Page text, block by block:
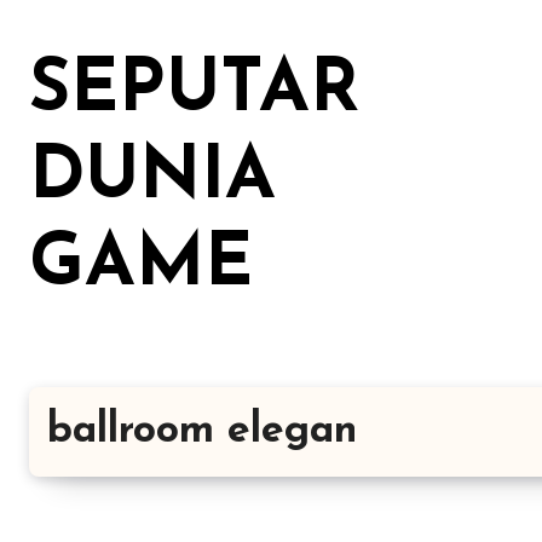
kontenSEPUTAR
DUNIA
GAME
ballroom elegan